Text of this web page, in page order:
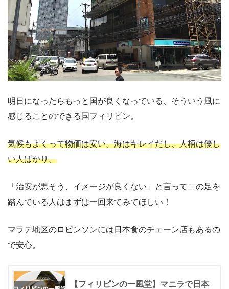
明日になったらもっと国が良くなっている、そういう風に
感じることのできる国フィリピン。
気候もよくって物価は安い。海はキレイだし、人柄は優し
い人ばかり。
「治安が悪そう、イメージが良くない」と言って二の足を
踏んでいる人はまずは一回来てみてほしい！
マラテ地区のロビンソンには日本食のチェーン店もあるの
で安心。
【フィリピンの一風堂】マニラで日本